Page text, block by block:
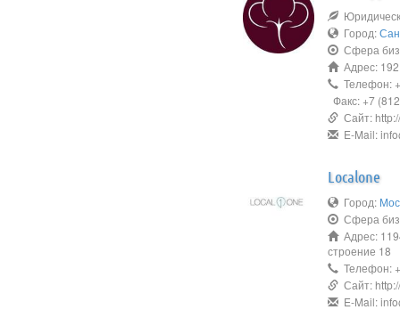
Город:
Сфера
Адрес:
Телефон:
Факс: +7
Сайт:
E-Mail:
Localone
Город:
Сфера
Адрес:
строение 18
Телефон:
Сайт:
E-Mail: